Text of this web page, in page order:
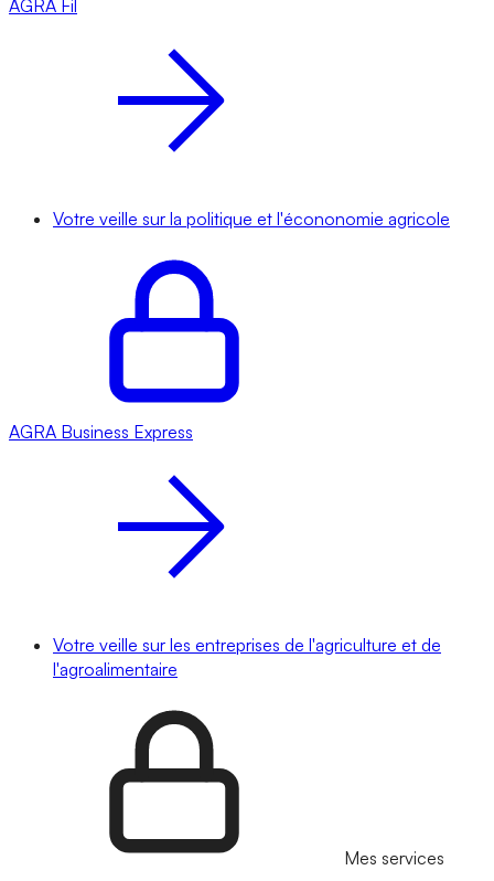
AGRA Fil
Votre veille sur la politique et l'écononomie agricole
AGRA Business Express
Votre veille sur les entreprises de l'agriculture et de
l'agroalimentaire
Mes services